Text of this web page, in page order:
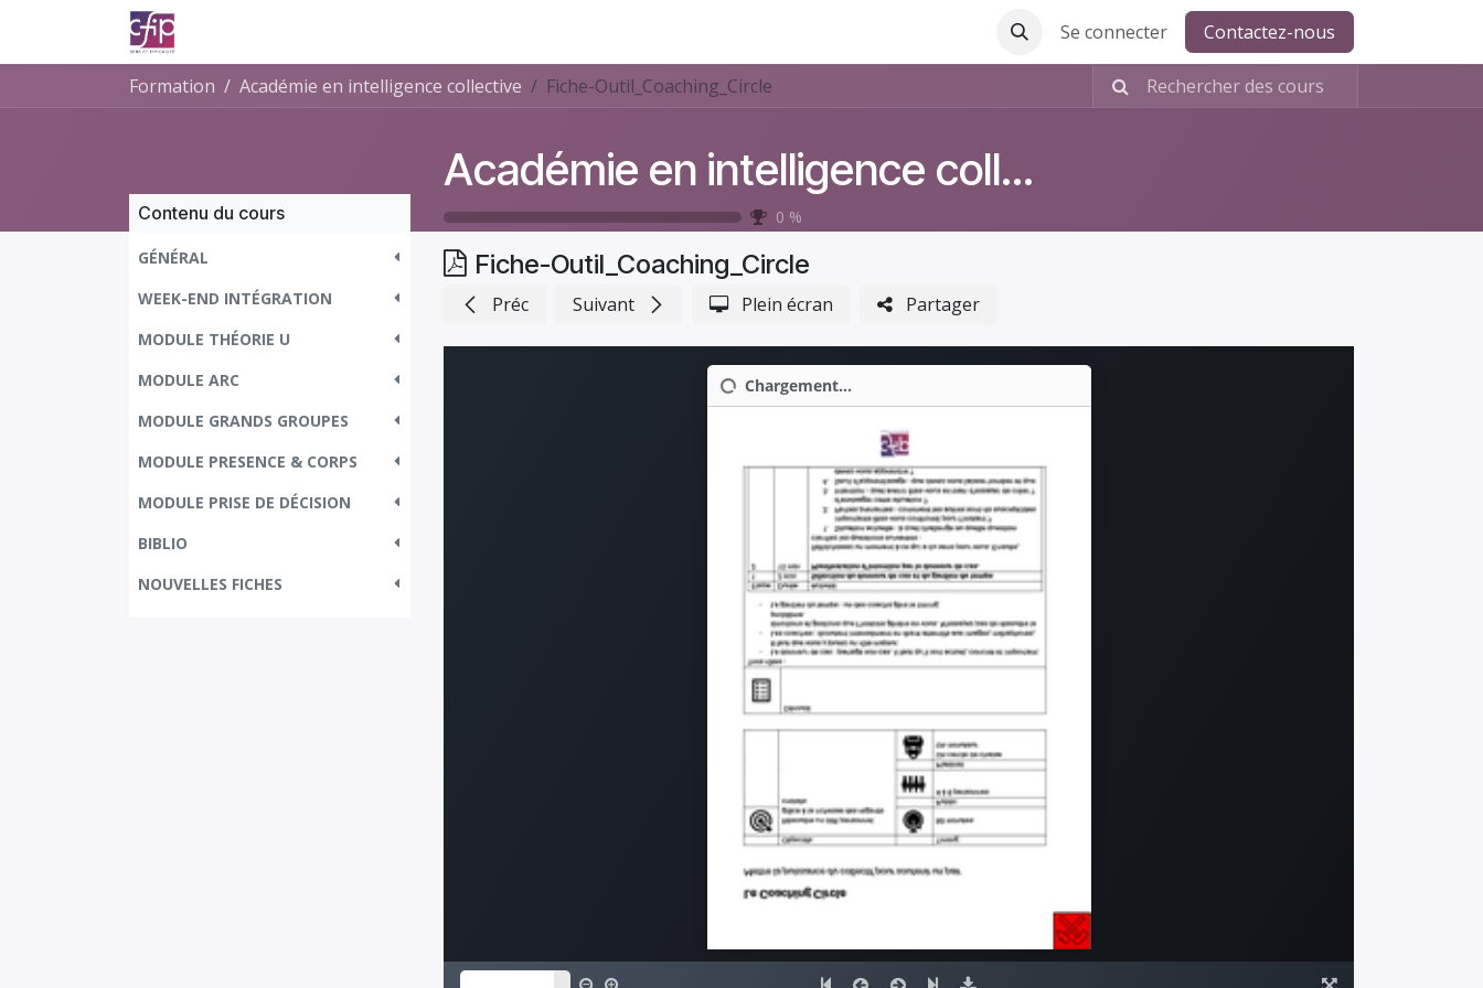
Se rendre au contenu
Se connecter Contactez-nous
Formation Académie en intelligence collective Fiche-Outil_Coaching_Circle
Académie en intelligence collective
0 %
Contenu du cours
GÉNÉRAL
WEEK-END INTÉGRATION
MODULE THÉORIE U
MODULE ARC
MODULE GRANDS GROUPES
MODULE PRESENCE & CORPS
MODULE PRISE DE DÉCISION
BIBLIO
NOUVELLES FICHES
Fiche-Outil_Coaching_Circle
Préc Suivant Plein écran Partager